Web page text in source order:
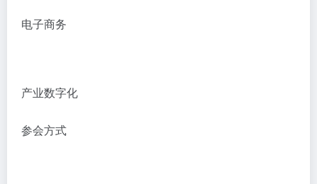
电子商务
产业数字化
参会方式